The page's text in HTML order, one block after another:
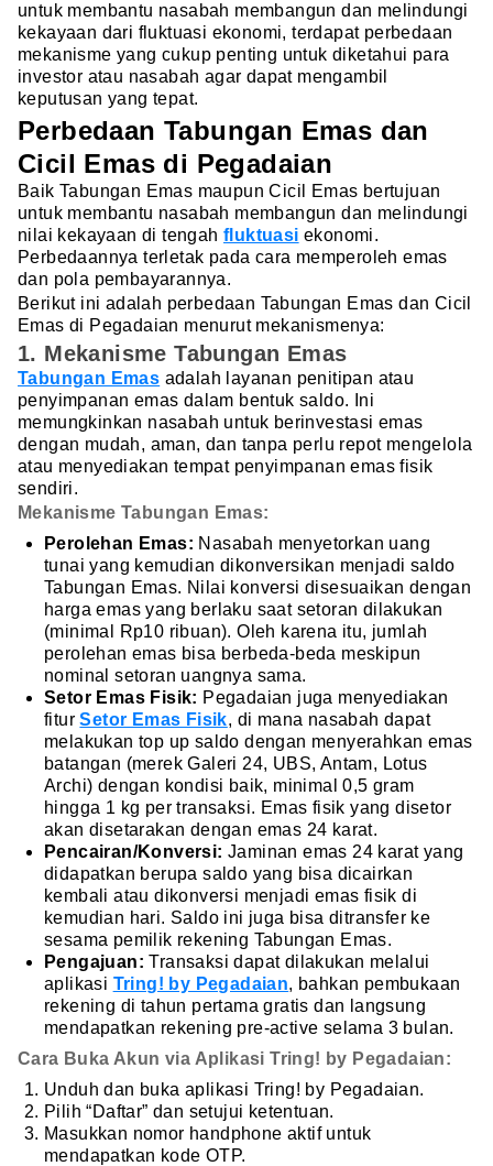
untuk membantu nasabah membangun dan melindungi
kekayaan dari fluktuasi ekonomi, terdapat perbedaan
mekanisme yang cukup penting untuk diketahui para
investor atau nasabah agar dapat mengambil
keputusan yang tepat.
Perbedaan Tabungan Emas dan
Cicil Emas di Pegadaian
Baik Tabungan Emas maupun Cicil Emas bertujuan
untuk membantu nasabah membangun dan melindungi
nilai kekayaan di tengah fluktuasi ekonomi.
Perbedaannya terletak pada cara memperoleh emas
dan pola pembayarannya.
Berikut ini adalah perbedaan Tabungan Emas dan Cicil
Emas di Pegadaian menurut mekanismenya:
1. Mekanisme Tabungan Emas
Tabungan Emas adalah layanan penitipan atau
penyimpanan emas dalam bentuk saldo. Ini
memungkinkan nasabah untuk berinvestasi emas
dengan mudah, aman, dan tanpa perlu repot mengelola
atau menyediakan tempat penyimpanan emas fisik
sendiri.
Mekanisme Tabungan Emas:
Perolehan Emas: Nasabah menyetorkan uang
tunai yang kemudian dikonversikan menjadi saldo
Tabungan Emas. Nilai konversi disesuaikan dengan
harga emas yang berlaku saat setoran dilakukan
(minimal Rp10 ribuan). Oleh karena itu, jumlah
perolehan emas bisa berbeda-beda meskipun
nominal setoran uangnya sama.
Setor Emas Fisik: Pegadaian juga menyediakan
fiturSetor Emas Fisik, di mana nasabah dapat
melakukan top up saldo dengan menyerahkan emas
batangan (merek Galeri 24, UBS, Antam, Lotus
Archi) dengan kondisi baik, minimal 0,5 gram
hingga 1 kg per transaksi. Emas fisik yang disetor
akan disetarakan dengan emas 24 karat.
Pencairan/Konversi: Jaminan emas 24 karat yang
didapatkan berupa saldo yang bisa dicairkan
kembali atau dikonversi menjadi emas fisik di
kemudian hari. Saldo ini juga bisa ditransfer ke
sesama pemilik rekening Tabungan Emas.
Pengajuan: Transaksi dapat dilakukan melalui
aplikasi Tring! by Pegadaian, bahkan pembukaan
rekening di tahun pertama gratis dan langsung
mendapatkan rekening pre-active selama 3 bulan.
Cara Buka Akun via Aplikasi Tring! by Pegadaian:
Unduh dan buka aplikasi Tring! by Pegadaian.
Pilih “Daftar” dan setujui ketentuan.
Masukkan nomor handphone aktif untuk
mendapatkan kode OTP.